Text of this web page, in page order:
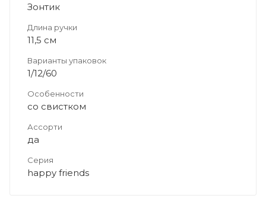
Зонтик
Длина ручки
11,5 см
Варианты упаковок
1/12/60
Особенности
со свистком
Ассорти
да
Серия
happy friends